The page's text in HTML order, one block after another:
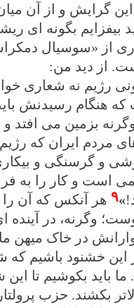
این گرایش و از آن
بیفزایم بگونه ای
از «سوسیال
از دید من:
رژیم نه شعاری
هنگام رسیدنش
وگرنه بزمین می
مردم ایران که
و گرسنگی و بیکاری
است و کار را به
»۹ هر آنکس که آن را
وگرنه، در
در خاک میهن
این خشنود باشیم که
ما باید بکوشیم تا
بکشند. حزب